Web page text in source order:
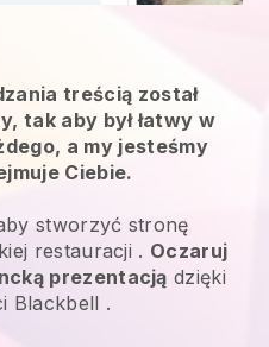
treścią został
tak aby był łatwy w
a my jesteśmy
Ciebie.
stworzyć stronę
restauracji . Oczaruj
prezentacją dzięki
Blackbell .